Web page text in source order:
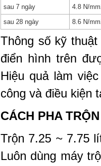
sau 7 ngày
4.8 N/
sau 28 ngày
8.6 N/
Thông số kỹ
điển hình trên
Hiệu quả làm
công và điều kiện
CÁCH PHA TRỘN
Trộn 7.25 ~ 7.75
Luôn dùng máy